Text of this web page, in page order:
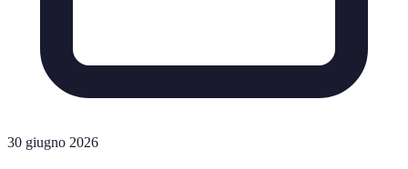
30 giugno 2026